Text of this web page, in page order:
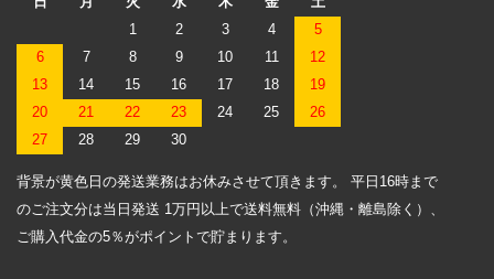
1
2 3 4
5
6
7 8 9 10 11
12
13
14 15 16 17 18
19
20
21 22 23 24 25
26
27
28 29 30
背景が黄色日の発送業務はお休みさせて頂きます。 平日16時まで
のご注文分は当日発送 1万円以上で送料無料（沖縄・離島除く）、
ご購入代金の5％がポイントで貯まります。